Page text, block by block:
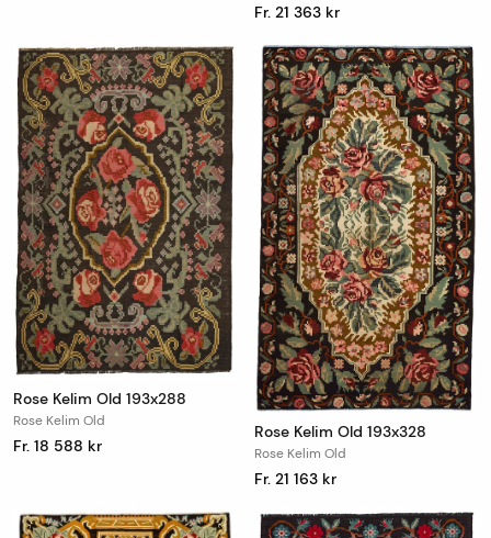
Fr. 21 363 kr
Rose Kelim Old 193x288
Rose Kelim Old
Fr. 18 588 kr
Rose Kelim Old 193x328
Rose Kelim Old
Fr. 21 163 kr